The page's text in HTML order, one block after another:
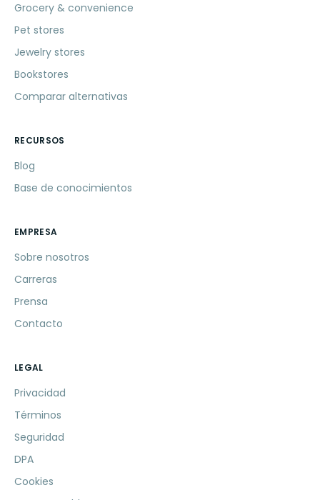
Grocery & convenience
Pet stores
Jewelry stores
Bookstores
Comparar alternativas
RECURSOS
Blog
Base de conocimientos
EMPRESA
Sobre nosotros
Carreras
Prensa
Contacto
LEGAL
Privacidad
Términos
Seguridad
DPA
Cookies